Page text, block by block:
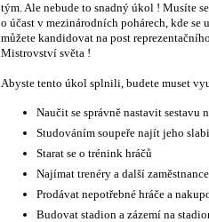
tým. Ale nebude to snadný úkol ! Musíte
o účast v mezinárodních pohárech, kde se
můžete kandidovat na post
Mistrovství světa !
Abyste tento úkol splnili, budete muset
Naučit se správně nastavit sestavu
Studováním soupeře najít jeho
Starat se o trénink hráčů
Najímat trenéry a další
Prodávat nepotřebné hráče a
Budovat stadion a zázemí na